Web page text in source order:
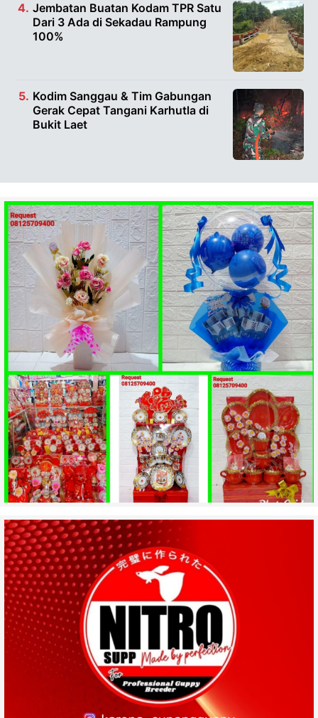
Jembatan Buatan Kodam TPR Satu
Dari 3 Ada di Sekadau Rampung
100%
Kodim Sanggau & Tim Gabungan
Gerak Cepat Tangani Karhutla di
Bukit Laet